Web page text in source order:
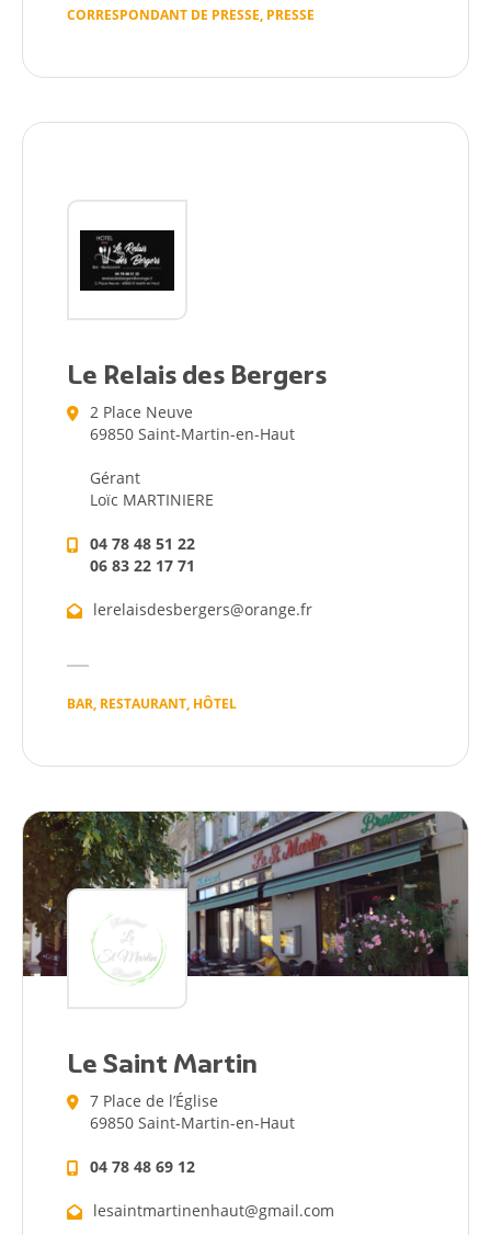
CORRESPONDANT DE PRESSE, PRESSE
Le Relais des Bergers
2 Place Neuve
69850 Saint-Martin-en-Haut
Gérant
Loïc MARTINIERE
04 78 48 51 22
‍06 83 22 17 71
lerelaisdesbergers@orange.fr
BAR, RESTAURANT, HÔTEL
Le Saint Martin
7 Place de l’Église
69850 Saint-Martin-en-Haut
04 78 48 69 12
lesaintmartinenhaut@gmail.com